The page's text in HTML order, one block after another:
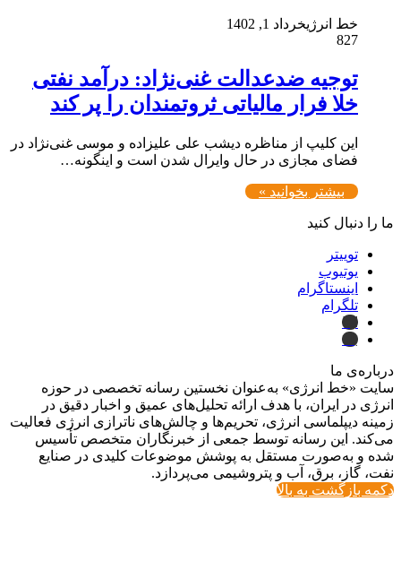
خط انرژیخرداد 1, 1402
827
توجیه ضدعدالت غنی‌نژاد: درآمد نفتی
خلا فرار مالیاتی ثروتمندان را پر کند
این کلیپ از مناظره دیشب علی علیزاده و موسی غنی‌نژاد در
فضای مجازی در حال وایرال شدن است و اینگونه…
بیشتر بخوانید »
ما را دنبال کنید
توییتر
یوتیوب
اینستاگرام
تلگرام
ایتا
بله
درباره‌ی ما
سایت «خط انرژی» به‌عنوان نخستین رسانه تخصصی در حوزه
انرژی در ایران، با هدف ارائه تحلیل‌های عمیق و اخبار دقیق در
زمینه دیپلماسی انرژی، تحریم‌ها و چالش‌های ناترازی انرژی فعالیت
می‌کند. این رسانه توسط جمعی از خبرنگاران متخصص تأسیس
شده و به‌صورت مستقل به پوشش موضوعات کلیدی در صنایع
نفت، گاز، برق، آب و پتروشیمی می‌پردازد.
دکمه بازگشت به بالا